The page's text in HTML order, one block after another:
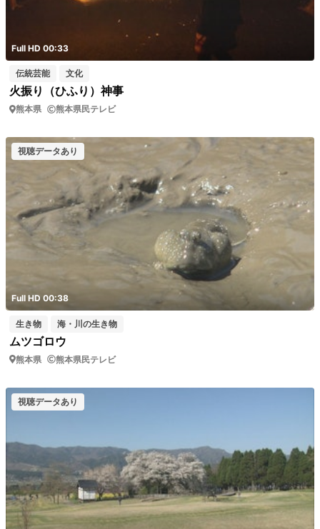
Full HD 00:33
伝統芸能 文化
火振り（ひふり）神事
熊本県 熊本県民テレビ
視聴データあり
Full HD 00:38
生き物 海・川の生き物
ムツゴロウ
熊本県 熊本県民テレビ
視聴データあり